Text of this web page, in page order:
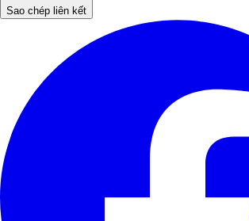
Sao chép liên kết